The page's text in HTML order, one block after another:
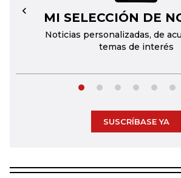
MI SELECCIÓN DE
Noticias personalizadas, de
temas de interés
←
SUSCRÍBASE YA